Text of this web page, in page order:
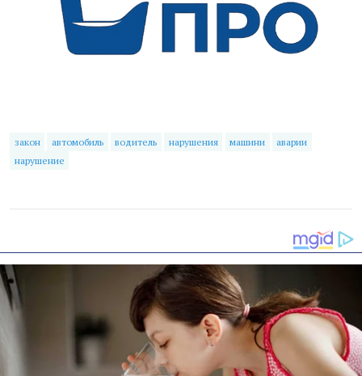
закон автомобиль водитель нарушения машини
аварии
нарушение